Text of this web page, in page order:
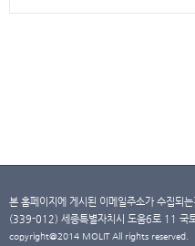
본 홈페이지에 게시된 이메일주소가 수집되
(339-012) 세종특별자치시 도움6로 11
copyright@2014 MOLIT All rights reserved.